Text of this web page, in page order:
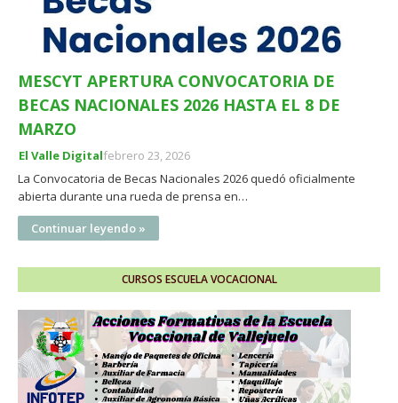
MESCYT APERTURA CONVOCATORIA DE
BECAS NACIONALES 2026 HASTA EL 8 DE
MARZO
El Valle Digitalfebrero 23, 2026
La Convocatoria de Becas Nacionales 2026 quedó oficialmente
abierta durante una rueda de prensa en…
Continuar leyendo »
CURSOS ESCUELA VOCACIONAL